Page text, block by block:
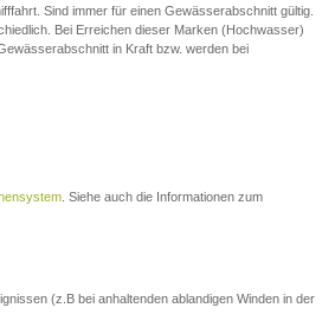
Sind immer für einen Gewässerabschnitt gültig.
Bei Erreichen dieser Marken (Hochwasser)
in Kraft bzw. werden bei
. Siehe auch die Informationen zum
(z.B bei anhaltenden ablandigen Winden in der